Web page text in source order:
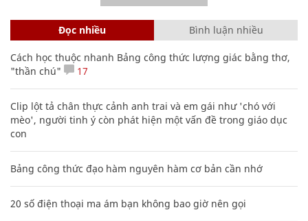
Đọc nhiều Bình luận nhiều
Cách học thuộc nhanh Bảng công thức lượng giác bằng thơ,
"thần chú"
17
Clip lột tả chân thực cảnh anh trai và em gái như 'chó với
mèo', người tinh ý còn phát hiện một vấn đề trong giáo dục
con
Bảng công thức đạo hàm nguyên hàm cơ bản cần nhớ
20 số điện thoại ma ám bạn không bao giờ nên gọi